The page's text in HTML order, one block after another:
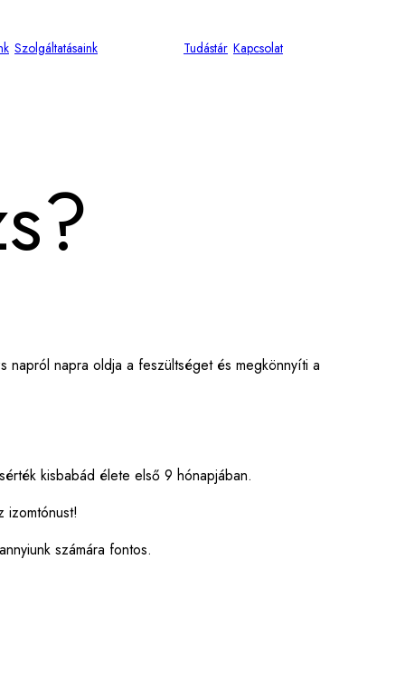
Szolgáltatásaink Tudástár Kapcsolat
napról napra oldja a feszültséget és megkönnyíti a
kisbabád élete első 9 hónapjában.
izomtónust!
számára fontos.